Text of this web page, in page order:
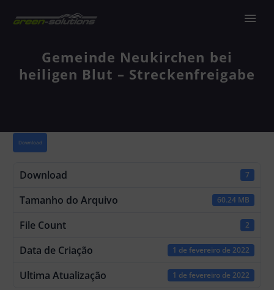
Gemeinde Neukirchen bei
heiligen Blut – Streckenfreigabe
Download
Download 7
Tamanho do Arquivo 60.24 MB
File Count 2
Data de Criação 1 de fevereiro de 2022
Ultima Atualização 1 de fevereiro de 2022